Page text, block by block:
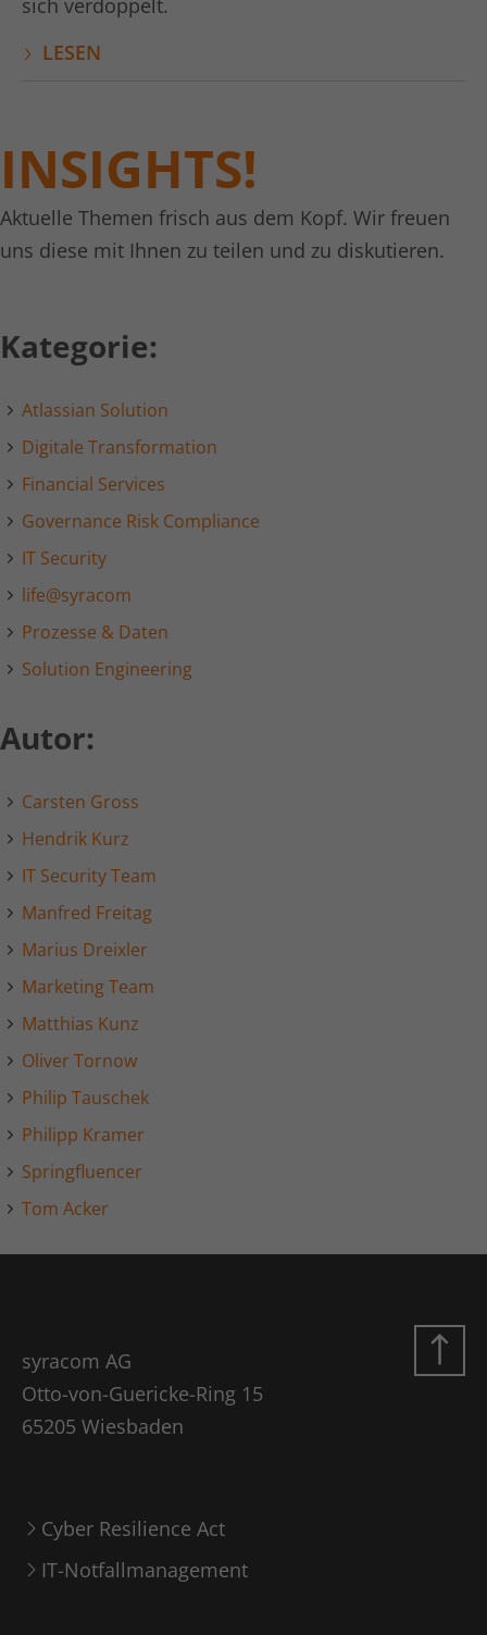
sich verdoppelt.
LESEN
INSIGHTS!
Aktuelle Themen frisch aus dem Kopf. Wir freuen
uns diese mit Ihnen zu teilen und zu diskutieren.
Kategorie:
Atlassian Solution
Digitale Transformation
Financial Services
Governance Risk Compliance
IT Security
life@syracom
Prozesse & Daten
Solution Engineering
Autor:
Carsten Gross
Hendrik Kurz
IT Security Team
Manfred Freitag
Marius Dreixler
Marketing Team
Matthias Kunz
Oliver Tornow
Philip Tauschek
Philipp Kramer
Springfluencer
Tom Acker
syracom AG
Otto-von-Guericke-Ring 15
65205 Wiesbaden
Cyber Resilience Act
IT-Notfallmanagement